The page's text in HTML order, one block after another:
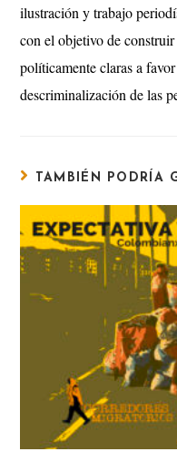
ilustración y trabajo
con el objetivo de
políticamente claras a
descriminalización de las
TAMBIÉN PODRÍA